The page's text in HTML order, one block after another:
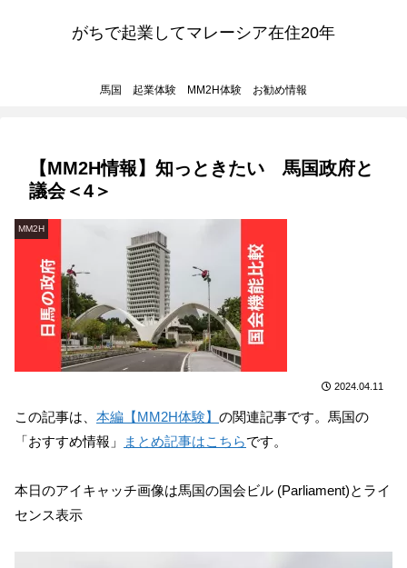
がちで起業してマレーシア在住20年
馬国 起業体験 MM2H体験 お勧め情報
【MM2H情報】知っときたい 馬国政府と
議会＜4＞
MM2H
2024.04.11
この記事は、 本編【MM2H体験】 の関連記事です。馬国の
「おすすめ情報」
まとめ記事はこちらです。
本日のアイキャッチ画像は馬国の国会ビル (Parliament)とライ
センス表示